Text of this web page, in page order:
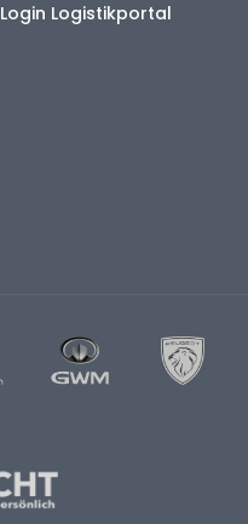
Login Logistikportal